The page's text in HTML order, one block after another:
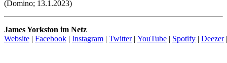
(Domino; 13.1.2023)
James Yorkston im Netz
Website | Facebook | Instagram | Twitter| YouTube | Spotify | Deezer